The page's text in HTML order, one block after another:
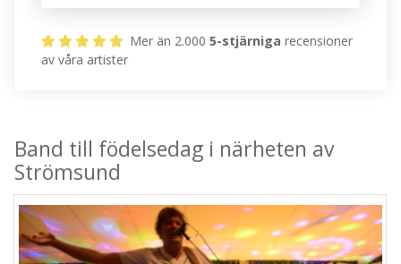
Mer än 2.0005-stjärniga recensioner
av våra artister
Band till födelsedag i närheten av
Strömsund